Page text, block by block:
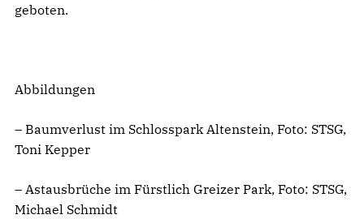
geboten.
Abbildungen
– Baumverlust im Schlosspark Altenstein, Foto: STSG,
Toni Kepper
– Astausbrüche im Fürstlich Greizer Park, Foto: STSG,
Michael Schmidt